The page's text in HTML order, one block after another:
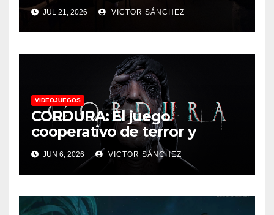
JUL 21, 2026 VICTOR SÁNCHEZ
VIDEOJUEGOS
CORDURA: El juego
cooperativo de terror y
supervivencia AA presenta
su tráiler de jugabilidad en
Future Game Show
JUN 6, 2026 VICTOR SÁNCHEZ